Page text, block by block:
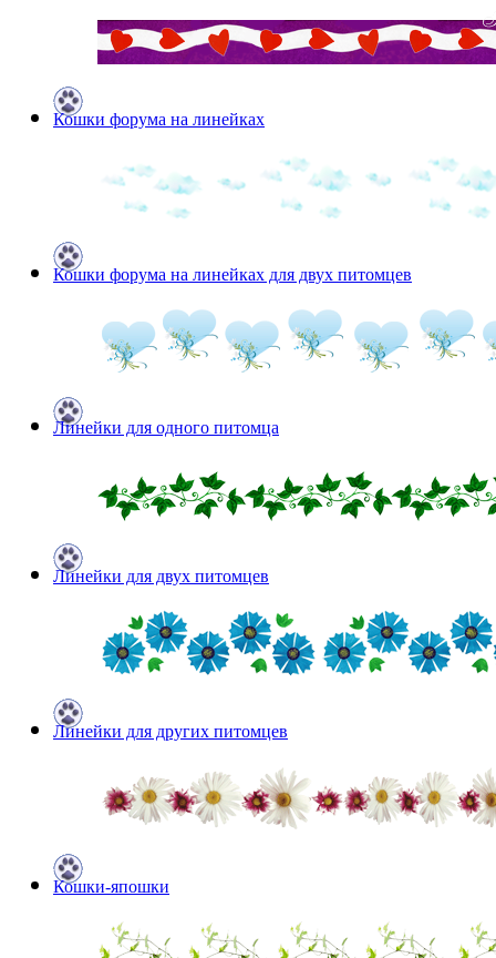
Кошки форума на линейках
Кошки форума на линейках для двух питомцев
Линейки для одного питомца
Линейки для двух питомцев
Линейки для других питомцев
Кошки-япошки